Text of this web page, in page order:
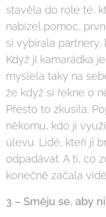
stavěla do role té,
nabízel pomoc,
si vybírala partnery,
Když jí kamarádka
myslela taky na
že když si řekne o
Přesto to zkusila.
někomu, kdo ji
úlevu. Lidé, kteří ji
odpadávat. A ti, co
konečně začala
3 – Směju se, aby